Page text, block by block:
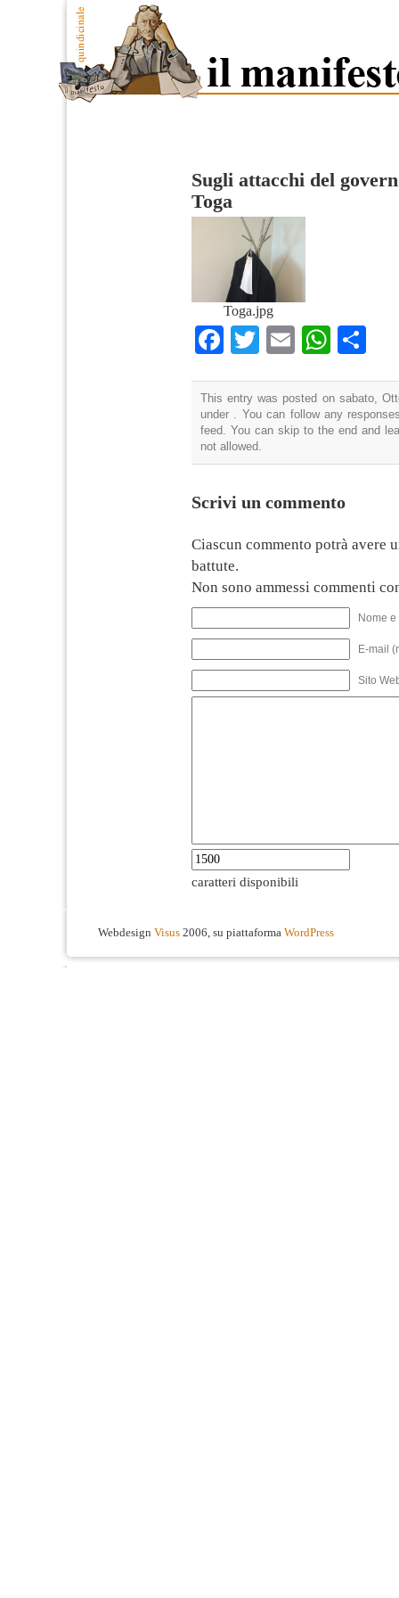
Sugli attacchi del
Toga
Toga.jpg
Facebook
TwitterEmail
This entry was posted on sabato,
under . You can follow any
feed. You can skip to the end and
not allowed.
Scrivi un commento
Ciascun commento potrà avere
battute.
Non sono ammessi commenti
Nome
E-mail
Sito
caratteri disponibili
Webdesign Visus 2006, su piattaforma WordPress